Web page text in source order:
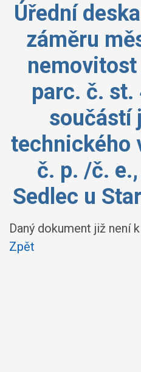
Úřední
záměru
parc. č. st.
součástí
technického
č. p. /č.
Sedlec u
Daný dokument již není
Zpět